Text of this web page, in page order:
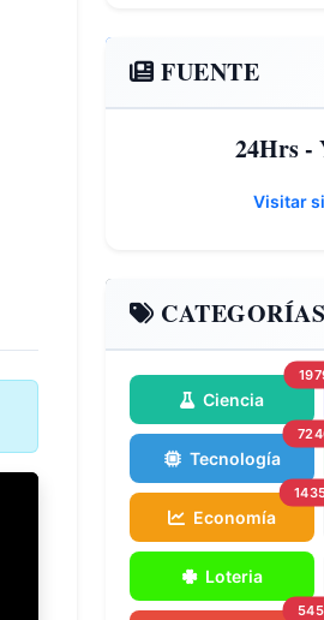
FUENTE
24Hrs -
Visitar
CATEGORÍAS
Ciencia
Tecnología
Economía
Loteria